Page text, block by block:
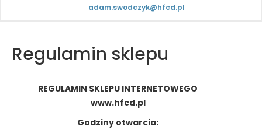
adam.swodczyk@hfcd.pl
Regulamin sklepu
REGULAMIN SKLEPU INTERNETOWEGO
www.hfcd.pl
Godziny otwarcia: